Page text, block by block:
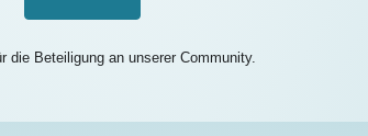
die Beteiligung an unserer Community.